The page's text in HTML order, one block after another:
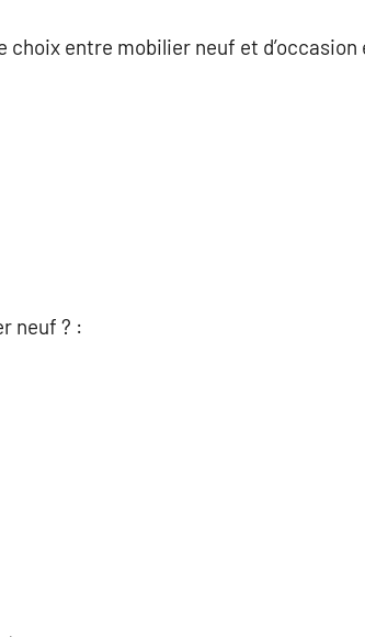
choix entre mobilier neuf et
neuf ? :